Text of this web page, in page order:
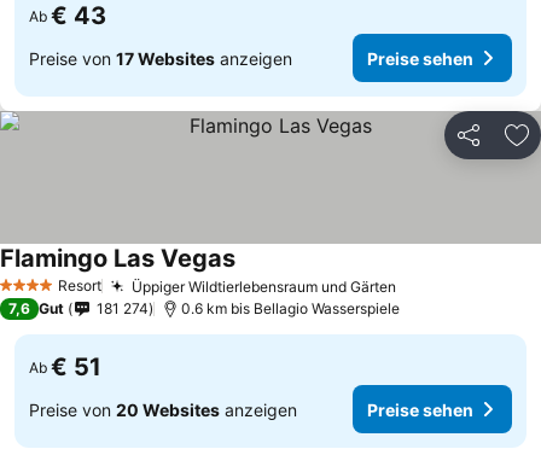
Ab € 43
Preise von 17 Websites anzeigen Preise sehen
Teilen
4 Sterne Resort Üppiger Wildtierlebensraum und Gärten
Flamingo Las Vegas
7,6 Gut 181 274 0.6 km bis Bellagio Wasserspiele
Ab € 51
Preise von 20 Websites anzeigen Preise sehen